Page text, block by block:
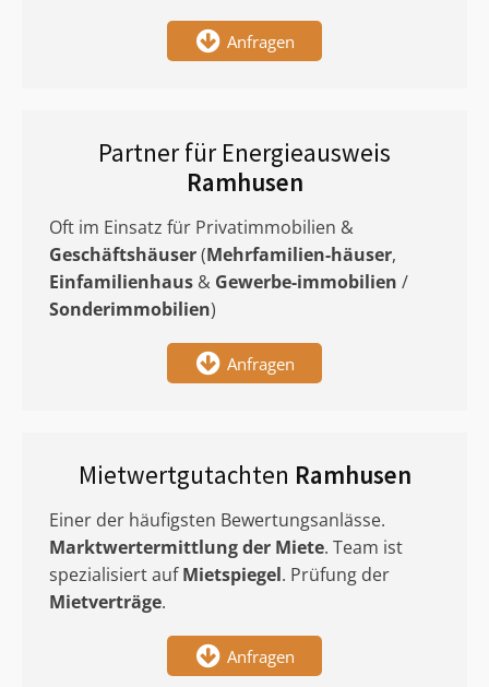
Anfragen
Partner für Energieausweis
Ramhusen
Oft im Einsatz für Privatimmobilien &
Geschäftshäuser(Mehrfamilien-häuser,
Einfamilienhaus & Gewerbe-immobilien /
Sonderimmobilien)
Anfragen
Mietwertgutachten Ramhusen
Einer der häufigsten Bewertungsanlässe.
Marktwertermittlungder Miete. Team ist
spezialisiert aufMietspiegel. Prüfung der
Mietverträge.
Anfragen